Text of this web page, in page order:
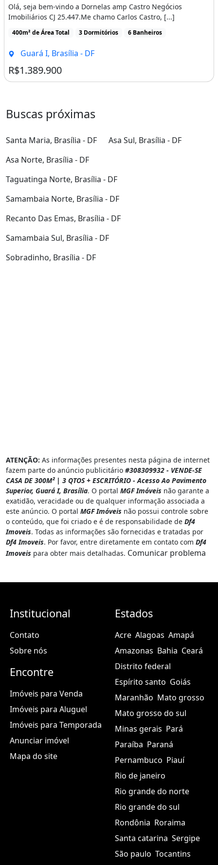
Olá, seja bem-vindo a Dornelas amp Castro Negócios
Imobiliários CJ 25.447.Me chamo Carlos Castro, [...]
400m² de Área Total 3 Dormitórios 6 Banheiros
Guará I, Brasília - DF
R$1.389.900
Buscas próximas
Santa Maria, Brasília - DF
Asa Sul, Brasília - DF
Asa Norte, Brasília - DF
Taguatinga Norte, Brasília - DF
Samambaia Norte, Brasília - DF
Recanto Das Emas, Brasília - DF
Samambaia Sul, Brasília - DF
Sobradinho, Brasília - DF
ATENÇÃO: As informações presentes nesta página de internet
fazem parte do anúncio publicitário #308309932 - VENDE-SE
CASA DE 300M² | 3 QTOS + ESCRITÓRIO - Acesso Ao Pavimento
Superior, Guará I, Brasília. O portal MGF Imóveis não garante a
exatidão, veracidade ou de qualquer informação associada a
este anúncio. O portal MGF Imóveis não possui controle sobre
o conteúdo, que foi criado e é de responsabilidade de Df4
Imoveis. Todas as informações são fornecidas e tratadas por
Df4 Imoveis. Por favor, entre diretamente em contato com Df4
Imoveis para obter mais detalhadas. Comunicar problema
Institucional
Contato
Sobre nós
Encontre
Imóveis para Venda
Imóveis para Aluguel
Imóveis para Temporada
Anunciar imóvel
Mapa do site
Estados
Acre Alagoas Amapá
Amazonas Bahia Ceará
Distrito federal
Espírito santo Goiás
Maranhão Mato grosso
Mato grosso do sul
Minas gerais Pará
Paraíba Paraná
Pernambuco Piauí
Rio de janeiro
Rio grande do norte
Rio grande do sul
Rondônia Roraima
Santa catarina Sergipe
São paulo Tocantins